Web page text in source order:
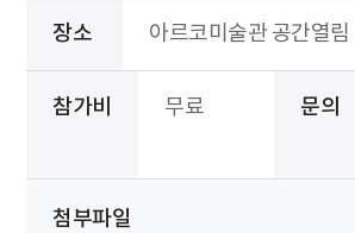
장소 아르코미술관 공간열림
참가비 무료 문의
첨부파일